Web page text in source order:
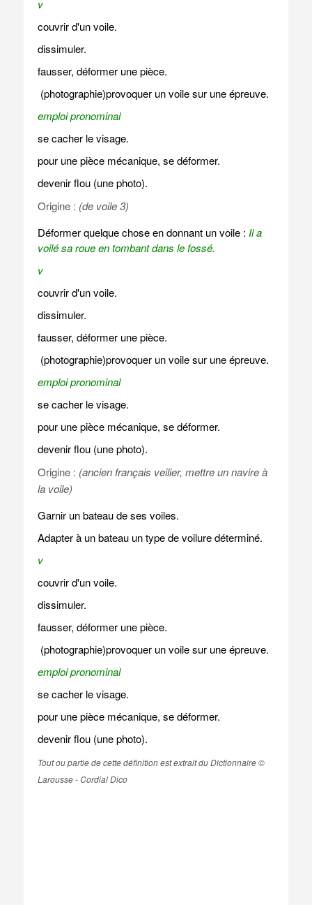
v
couvrir d'un voile.
dissimuler.
fausser, déformer une pièce.
(photographie)provoquer un voile sur une épreuve.
emploi pronominal
se cacher le visage.
pour une pièce mécanique, se déformer.
devenir flou (une photo).
Origine : (de voile 3)
Déformer quelque chose en donnant un voile : Il a
voilé sa roue en tombant dans le fossé.
v
couvrir d'un voile.
dissimuler.
fausser, déformer une pièce.
(photographie)provoquer un voile sur une épreuve.
emploi pronominal
se cacher le visage.
pour une pièce mécanique, se déformer.
devenir flou (une photo).
Origine : (ancien français veilier, mettre un navire à
la voile)
Garnir un bateau de ses voiles.
Adapter à un bateau un type de voilure déterminé.
v
couvrir d'un voile.
dissimuler.
fausser, déformer une pièce.
(photographie)provoquer un voile sur une épreuve.
emploi pronominal
se cacher le visage.
pour une pièce mécanique, se déformer.
devenir flou (une photo).
Tout ou partie de cette définition est extrait du Dictionnaire ©
Larousse - Cordial Dico